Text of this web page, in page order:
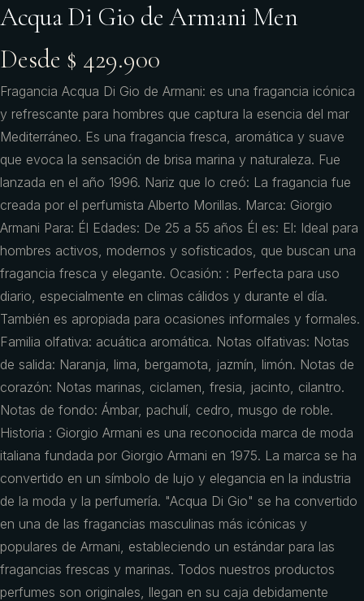
Acqua Di Gio de Armani Men
Desde $ 429.900
Fragancia Acqua Di Gio de Armani: es una fragancia icónica
y refrescante para hombres que captura la esencia del mar
Mediterráneo. Es una fragancia fresca, aromática y suave
que evoca la sensación de brisa marina y naturaleza. Fue
lanzada en el año 1996. Nariz que lo creó: La fragancia fue
creada por el perfumista Alberto Morillas. Marca: Giorgio
Armani Para: Él Edades: De 25 a 55 años Él es: El: Ideal para
hombres activos, modernos y sofisticados, que buscan una
fragancia fresca y elegante. Ocasión: : Perfecta para uso
diario, especialmente en climas cálidos y durante el día.
También es apropiada para ocasiones informales y formales.
Familia olfativa: acuática aromática. Notas olfativas: Notas
de salida: Naranja, lima, bergamota, jazmín, limón. Notas de
corazón: Notas marinas, ciclamen, fresia, jacinto, cilantro.
Notas de fondo: Ámbar, pachulí, cedro, musgo de roble.
Historia : Giorgio Armani es una reconocida marca de moda
italiana fundada por Giorgio Armani en 1975. La marca se ha
convertido en un símbolo de lujo y elegancia en la industria
de la moda y la perfumería. "Acqua Di Gio" se ha convertido
en una de las fragancias masculinas más icónicas y
populares de Armani, estableciendo un estándar para las
fragancias frescas y marinas. Todos nuestros productos
perfumes son originales, llegan en su caja debidamente